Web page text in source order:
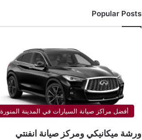
Popular Posts
أفضل مراكز صيانة السيارات في المدينة المنورة
ورشة ميكانيكي ومركز صيانة انفنتي